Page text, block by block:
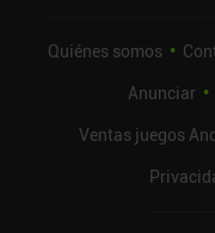
Quiénes somos
Anunciar
Ventas juegos